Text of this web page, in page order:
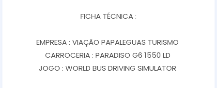
FICHA TÉCNICA :
EMPRESA : VIAÇÃO PAPALEGUAS TURISMO
CARROCERIA : PARADISO G6 1550 LD
JOGO : WORLD BUS DRIVING SIMULATOR